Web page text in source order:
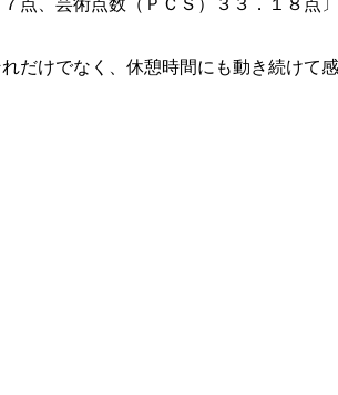
だけでなく、休憩時間にも動き続けて